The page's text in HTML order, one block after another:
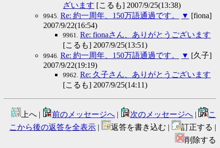
ざいます [こるも] 2007/9/25(13:38)
9945. Re: 約一周年、150万語通過です。 ▼ [fiona]
2007/9/22(16:54)
9961.
Re: fionaさん、ありがとうございます
[こるも] 2007/9/25(13:51)
9946. Re: 約一周年、150万語通過です。 ▼ [久子]
2007/9/22(19:19)
9962. Re: 久子さん、ありがとうございます
[こるも] 2007/9/25(14:11)
上へ | 前のメッセージへ | 次のメッセージへ |
こ
こから後の返答を全表示 | 返答を書き込む |
訂正する |
削除する